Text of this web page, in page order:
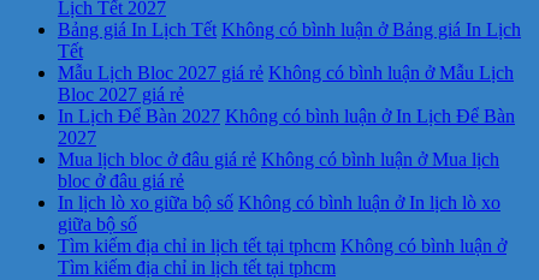
Lịch Tết 2027
Bảng giá In Lịch Tết Không có bình luận ở Bảng giá In Lịch
Tết
Mẫu Lịch Bloc 2027 giá rẻ Không có bình luận ở Mẫu Lịch
Bloc 2027 giá rẻ
In Lịch Để Bàn 2027 Không có bình luận ở In Lịch Để Bàn
2027
Mua lịch bloc ở đâu giá rẻ Không có bình luận ở Mua lịch
bloc ở đâu giá rẻ
In lịch lò xo giữa bộ số Không có bình luận ở In lịch lò xo
giữa bộ số
Tìm kiếm địa chỉ in lịch tết tại tphcm Không có bình luận ở
Tìm kiếm địa chỉ in lịch tết tại tphcm